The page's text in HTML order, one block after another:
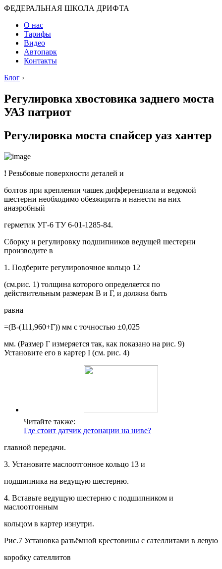
ФЕДЕРАЛЬНАЯ ШКОЛА ДРИФТА
О нас
Тарифы
Видео
Автопарк
Контакты
Блог ›
Регулировка хвостовика заднего моста
УАЗ патриот
Регулировка моста спайсер уаз хантер
! Резьбовые поверхности деталей и
болтов при креплении чашек дифференциала и ведомой
шестерни необходимо обезжирить и нанести на них
анаэробный
герметик УГ-6 ТУ 6-01-1285-84.
Сборку и регулировку подшипников ведущей шестерни
производите в
1. Подберите регулировочное кольцо 12
(см.рис. 1) толщина которого определяется по
действительным размерам В и Г, и должна быть
равна
=(В-(111,960+Г)) мм с точностью ±0,025
мм. (Размер Г измеряется так, как показано на рис. 9)
Установите его в картер I (см. рис. 4)
Читайте также:
Где стоит датчик детонации на ниве?
главной передачи.
3. Установите маслоотгонное кольцо 13 и
подшипника на ведущую шестерню.
4. Вставьте ведущую шестерню с подшипником и
маслоотгонным
кольцом в картер изнутри.
Рис.7 Установка разъёмной крестовины с сателлитами в левую
коробку сателлитов